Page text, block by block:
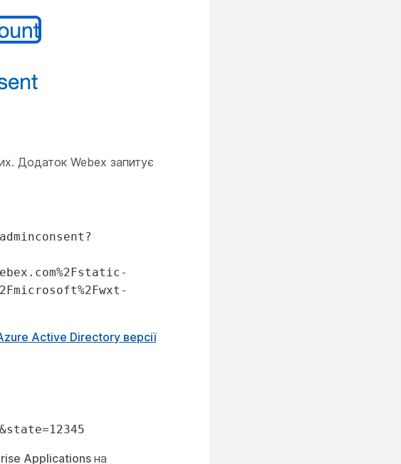
Додаток Webex запитує
Active Directory версії
Applications на